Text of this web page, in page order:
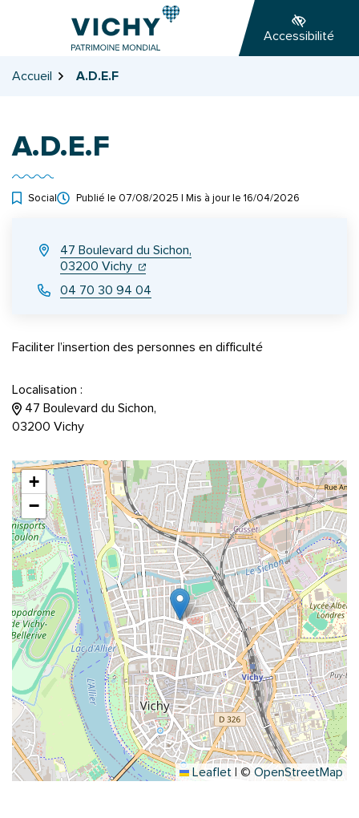
page
Accessibilité
Accueil A.D.E.F
A.D.E.F
Social Publié le 07/08/2025 | Mis à jour le 16/04/2026
47 Boulevard du Sichon,
03200 Vichy (ouverture dans un nouvel onglet)
(ouverture dans un nouvel onglet)
04 70 30 94 04
Faciliter l’insertion des personnes en difficulté
Localisation :
47 Boulevard du Sichon,
03200 Vichy
+
−
Leaflet | © OpenStreetMap